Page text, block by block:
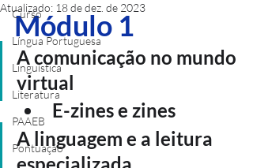
Curso
Língua Portuguesa
Linguística
Literatura
PAAEB
Pontuação
Atualizado: 18 de dez. de 2023
Módulo 1
A comunicação no mundo
virtual
E-zines e zines
A linguagem e a leitura